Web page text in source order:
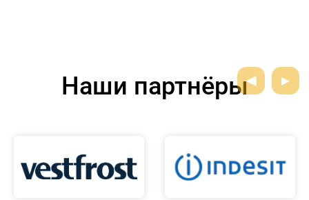
Наши партнёры